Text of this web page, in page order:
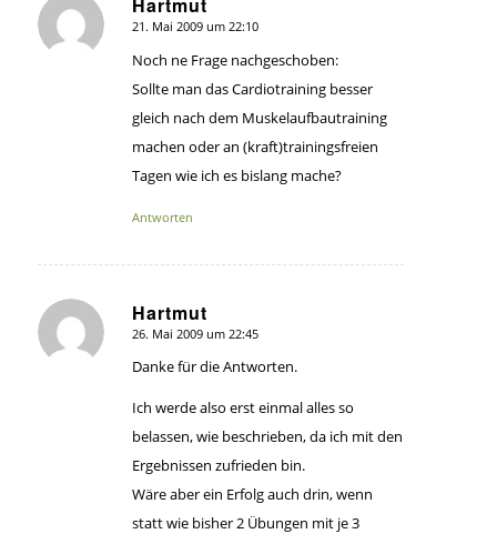
Hartmut
sagte:
21. Mai 2009 um 22:10
Noch ne Frage nachgeschoben:
Sollte man das Cardiotraining besser
gleich nach dem Muskelaufbautraining
machen oder an (kraft)trainingsfreien
Tagen wie ich es bislang mache?
Antworten
Hartmut
sagte:
26. Mai 2009 um 22:45
Danke für die Antworten.
Ich werde also erst einmal alles so
belassen, wie beschrieben, da ich mit den
Ergebnissen zufrieden bin.
Wäre aber ein Erfolg auch drin, wenn
statt wie bisher 2 Übungen mit je 3